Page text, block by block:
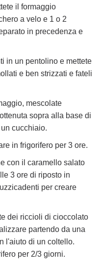
il formaggio
a velo e 1 o 2
in precedenza e
in un pentolino e mettete
e ben strizzati e fateli
mescolate
sopra alla base di
cucchiaio.
in frigorifero per 3 ore.
con il caramello salato
3 ore di riposto in
per creare
dei riccioli di cioccolato
partendo da una
l'aiuto di un coltello.
per 2/3 giorni.